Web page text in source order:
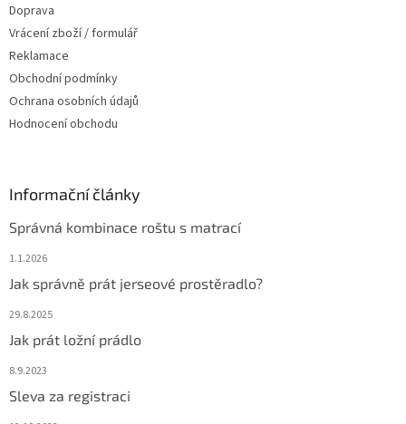
Doprava
Vrácení zboží / formulář
Reklamace
Obchodní podmínky
Ochrana osobních údajů
Hodnocení obchodu
Informační články
Správná kombinace roštu s matrací
1.1.2026
Jak správně prát jerseové prostěradlo?
29.8.2025
Jak prát ložní prádlo
8.9.2023
Sleva za registraci